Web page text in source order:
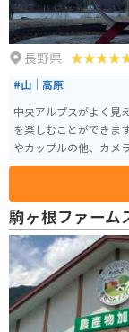
長野県
#山｜高原
中央アルプスがよく見
を楽しむことができま
やカップルの他、カメ
駒ヶ根ファーム